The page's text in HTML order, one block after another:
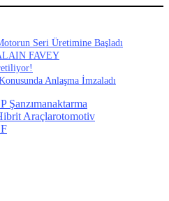
Seri Üretimine Başladı
FAVEY
Anlaşma İmzaladı
Şanzımanaktarma
Araçlarotomotiv